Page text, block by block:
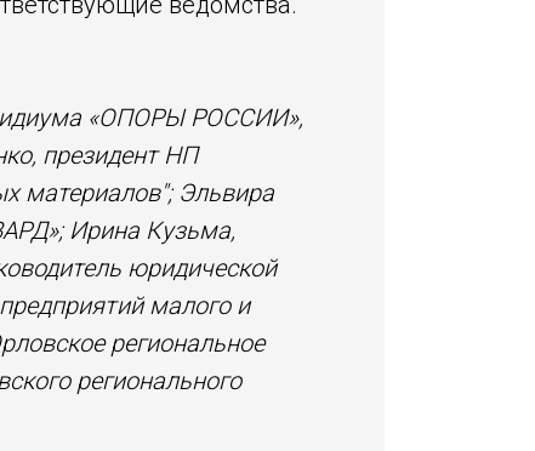
«ОПОРЫ РОССИИ»,
президент НП
материалов"; Эльвира
Ирина Кузьма,
юридической
малого и
региональное
регионального